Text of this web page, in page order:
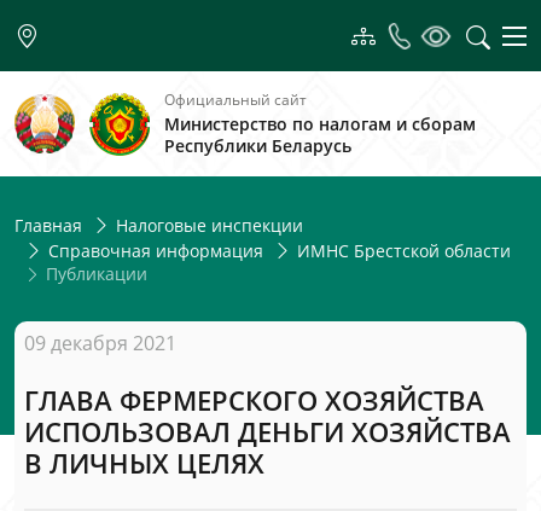
Официальный сайт
Министерство по налогам и сборам
Республики Беларусь
Главная
Налоговые инспекции
Справочная информация
ИМНС Брестской области
Публикации
09 декабря 2021
ГЛАВА ФЕРМЕРСКОГО ХОЗЯЙСТВА
ИСПОЛЬЗОВАЛ ДЕНЬГИ ХОЗЯЙСТВА
В ЛИЧНЫХ ЦЕЛЯХ